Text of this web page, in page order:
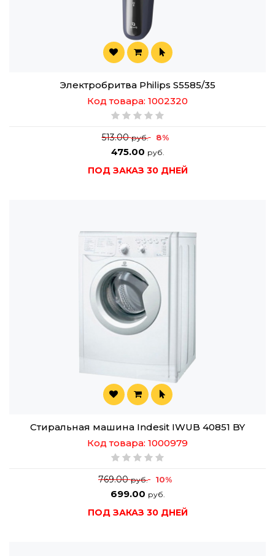
Электробритва Philips S5585/35
Код товара: 1002320
513.00руб. 8%
475.00 руб.
ПОД ЗАКАЗ 30 ДНЕЙ
Стиральная машина Indesit IWUB 40851 BY
Код товара: 1000979
769.00руб. 10%
699.00 руб.
ПОД ЗАКАЗ 30 ДНЕЙ